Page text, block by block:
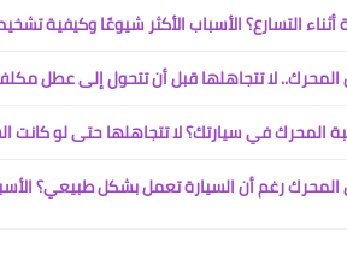
أثناء التسارع؟ الأسباب الأكثر شيوعًا وكيفية
المحرك في سيارتك؟ لا تتجاهلها حتى لو
رغم أن السيارة تعمل بشكل طبيعي؟